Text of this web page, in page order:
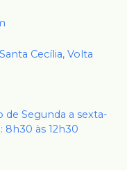
Cecília, Volta
Segunda a sexta-
8h30 às 12h30